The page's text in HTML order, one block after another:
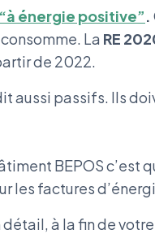
“à énergie positive”.
La RE
de 2022.
aussi passifs. Ils
BEPOS c’est
les factures
à la fin de